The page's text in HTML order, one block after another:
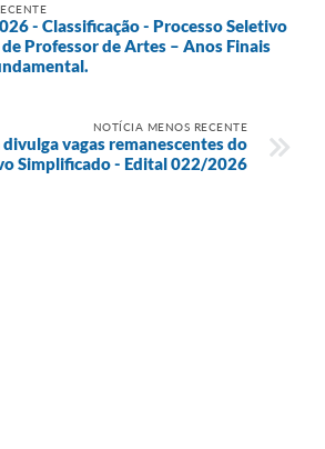
- Classificação - Processo Seletivo
Professor de Artes – Anos Finais
NOTÍCIA MENOS RECENTE
vagas remanescentes do
Simplificado - Edital 022/2026